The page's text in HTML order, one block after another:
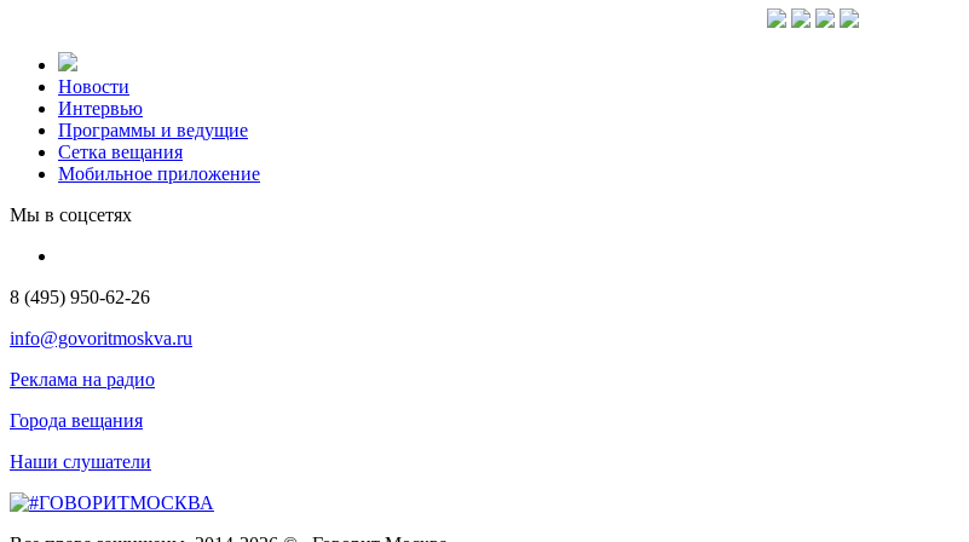
Новости
Интервью
Программы и ведущие
Сетка вещания
Мобильное приложение
Мы в соцсетях
8 (495) 950-62-26
info@govoritmoskva.ru
Реклама на радио
Города вещания
Наши слушатели